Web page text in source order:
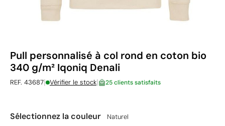
Pull personnalisé à col rond en coton bio
340 g/m² Iqoniq Denali
REF. 43687| Vérifier le stock| 25 clients satisfaits
Sélectionnez la couleur Naturel